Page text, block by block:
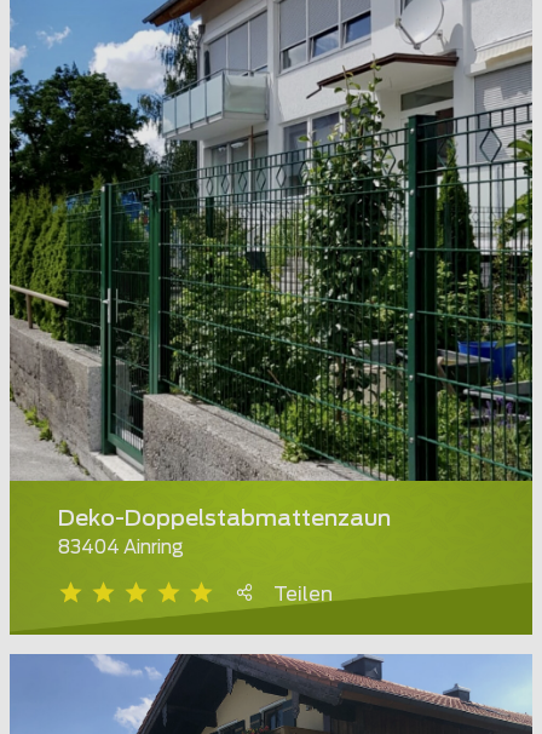
Deko-Doppelstabmattenzaun
83404 Ainring
Teilen